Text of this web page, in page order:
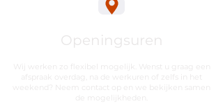
Openingsuren
Wij werken zo flexibel mogelijk. Wenst u graag een
afspraak overdag, na de werkuren of zelfs in het
weekend? Neem contact op en we bekijken samen